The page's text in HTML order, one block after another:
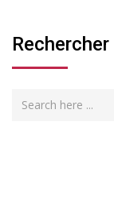
Rechercher